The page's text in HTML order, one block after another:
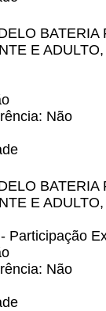
E
Não
E
Participação
Não